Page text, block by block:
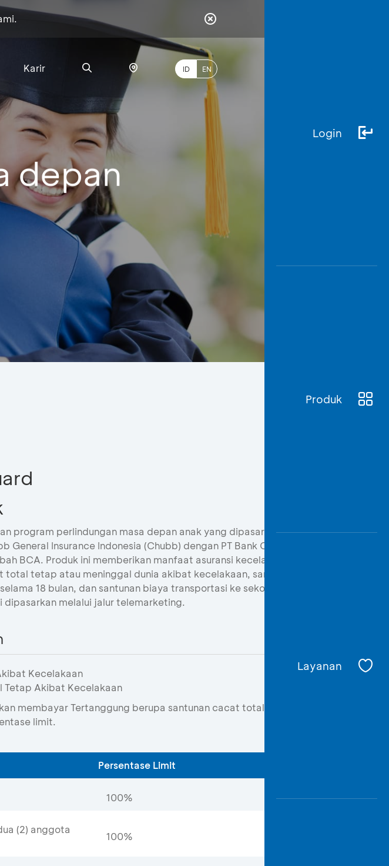
Karir ID EN
Awas
Login
Produk
Layanan
depan
program perlindungan masa depan anak yang dipasarkan atas
General Insurance Indonesia (Chubb) dengan PT Bank Central
BCA. Produk ini memberikan manfaat asuransi kecelakaan
total tetap atau meninggal dunia akibat kecelakaan, santunan
18 bulan, dan santunan biaya transportasi ke sekolah
dipasarkan melalui jalur telemarketing.
Kecelakaan
Tetap Akibat Kecelakaan
membayar Tertanggung berupa santunan cacat total tetap
limit.
Persentase Limit
100%
(2) anggota
100%